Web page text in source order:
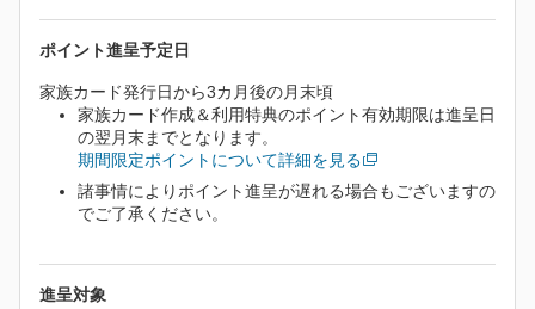
ポイント進呈予定日
家族カード発行日から3カ月後の月末頃
家族カード作成＆利用特典のポイント有効期限は進呈日
の翌月末までとなります。
期間限定ポイントについて詳細を見る
諸事情によりポイント進呈が遅れる場合もございますの
でご了承ください。
進呈対象